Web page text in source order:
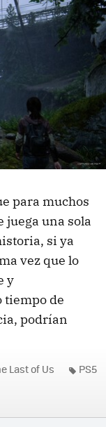
para muchos
juega una sola
si ya
vez que lo
y
tiempo de
podrían
Last of Us PS5